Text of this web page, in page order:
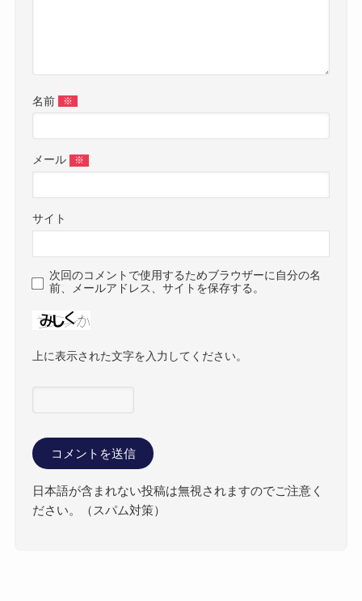
名前 ※
メール ※
サイト
次回のコメントで使用するためブラウザーに自分の名
前、メールアドレス、サイトを保存する。
上に表示された文字を入力してください。
日本語が含まれない投稿は無視されますのでご注意く
ださい。（スパム対策）